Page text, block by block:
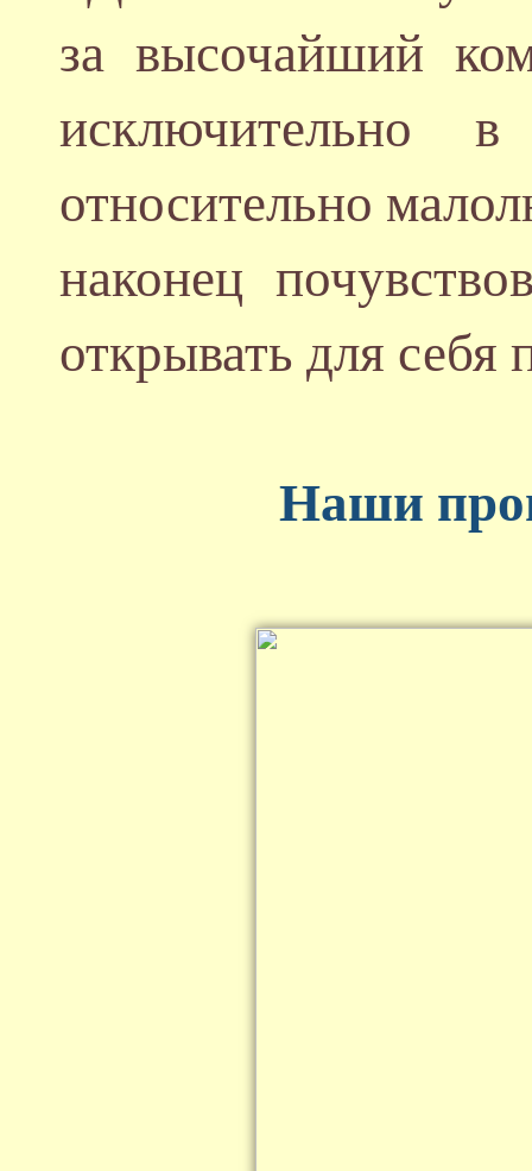
за высочайший
исключительно
относительно
наконец
открывать для
Наши